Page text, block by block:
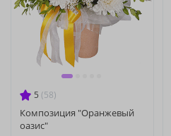
5 (58)
Композиция "Оранжевый
оазис"